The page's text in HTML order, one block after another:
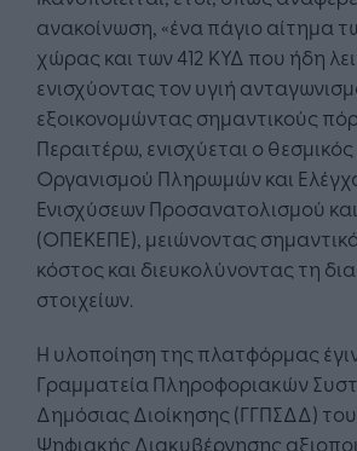
ανακοίνωση, «ένα πάγιο αίτημα
χώρας και των 412 ΚΥΔ που ήδη
ενισχύοντας τον υγιή
εξοικονομώντας σημαντικούς
Περαιτέρω, ενισχύεται ο
Οργανισμού Πληρωμών και
Ενισχύσεων Προσανατολισμού
(ΟΠΕΚΕΠΕ), μειώνοντας
κόστος και διευκολύνοντας τη
στοιχείων.
Η υλοποίηση της πλατφόρμας
Γραμματεία Πληροφοριακών
Δημόσιας Διοίκησης (ΓΓΠΣΔΔ)
Ψηφιακής Διακυβέρνησης